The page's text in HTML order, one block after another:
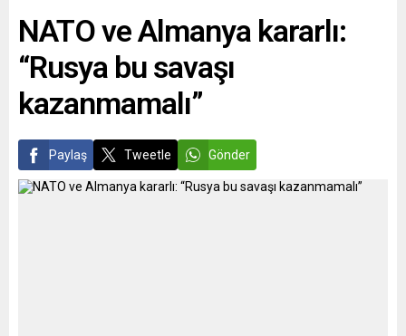
NATO ve Almanya kararlı:
“Rusya bu savaşı
kazanmamalı”
Paylaş Tweetle Gönder